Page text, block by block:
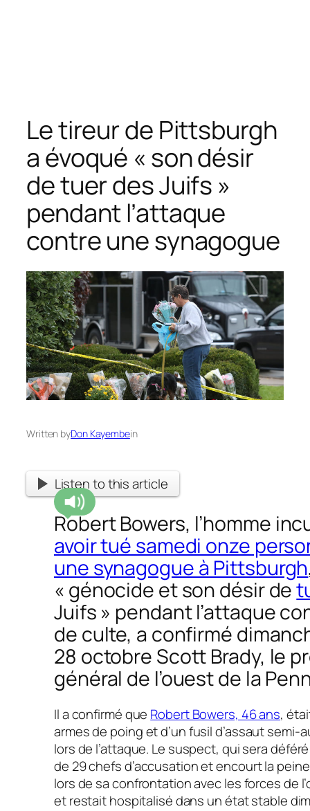
Le tireur de Pittsburgh
a évoqué « son désir
de tuer des Juifs »
pendant l’attaque
contre une synagogue
Written byDon Kayembein
Listen to this article
Robert Bowers, l’homme
avoir tué samedi onze
une synagogue à Pittsburgh
« génocide et son désir de
Juifs » pendant l’attaque
de culte, a confirmé
28 octobre Scott Brady, le
général de l’ouest de la
Il a confirmé que Robert Bowers, 46 ans,
armes de poing et d’un fusil d’assaut semi-
lors de l’attaque. Le suspect, qui sera
de 29 chefs d’accusation et encourt la
lors de sa confrontation avec les forces de
et restait hospitalisé dans un état stable